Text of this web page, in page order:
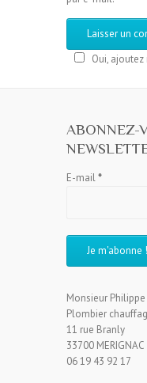
Oui,
ABONNEZ-
E-mail*
Monsieur Philippe
Plombier
11 rue Branly
33700 MERIGNAC
06 19 43 92 17